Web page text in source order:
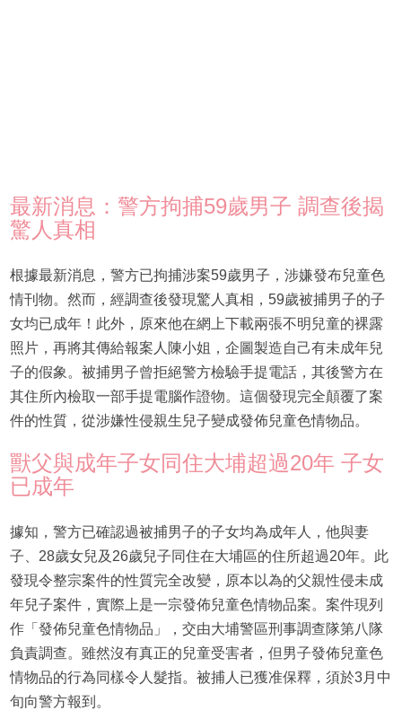
最新消息：警方拘捕59歲男子 調查後揭
驚人真相
根據最新消息，警方已拘捕涉案59歲男子，涉嫌發布兒童色
情刊物。然而，經調查後發現驚人真相，59歲被捕男子的子
女均已成年！此外，原來他在網上下載兩張不明兒童的裸露
照片，再將其傳給報案人陳小姐，企圖製造自己有未成年兒
子的假象。被捕男子曾拒絕警方檢驗手提電話，其後警方在
其住所內檢取一部手提電腦作證物。這個發現完全顛覆了案
件的性質，從涉嫌性侵親生兒子變成發佈兒童色情物品。
獸父與成年子女同住大埔超過20年 子女
已成年
據知，警方已確認過被捕男子的子女均為成年人，他與妻
子、28歲女兒及26歲兒子同住在大埔區的住所超過20年。此
發現令整宗案件的性質完全改變，原本以為的父親性侵未成
年兒子案件，實際上是一宗發佈兒童色情物品案。案件現列
作「發佈兒童色情物品」，交由大埔警區刑事調查隊第八隊
負責調查。雖然沒有真正的兒童受害者，但男子發佈兒童色
情物品的行為同樣令人髮指。被捕人已獲准保釋，須於3月中
旬向警方報到。